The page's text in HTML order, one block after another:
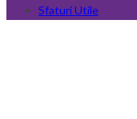
Sfaturi Utile